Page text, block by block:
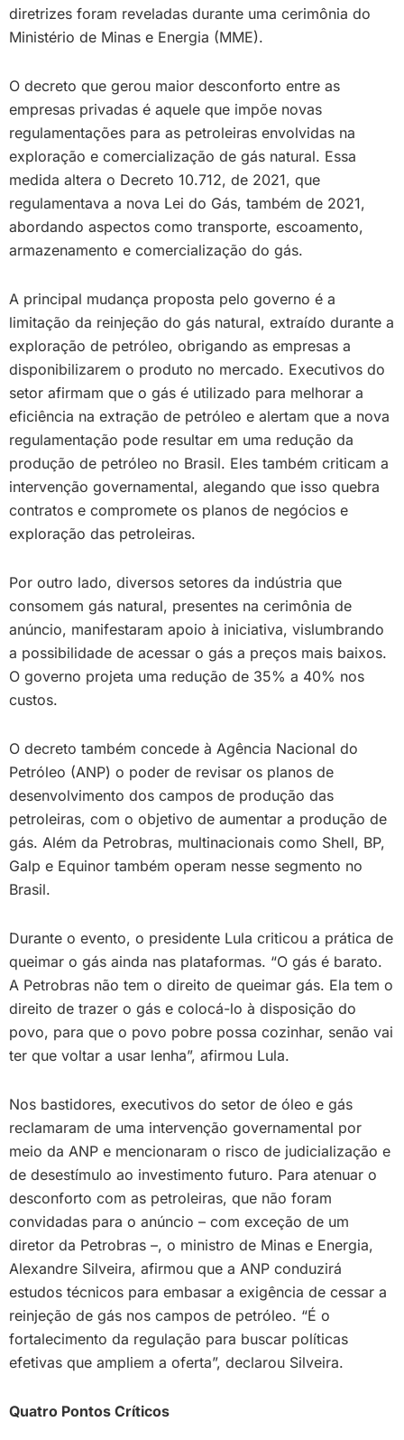
diretrizes foram reveladas durante uma cerimônia do
Ministério de Minas e Energia (MME).
O decreto que gerou maior desconforto entre as
empresas privadas é aquele que impõe novas
regulamentações para as petroleiras envolvidas na
exploração e comercialização de gás natural. Essa
medida altera o Decreto 10.712, de 2021, que
regulamentava a nova Lei do Gás, também de 2021,
abordando aspectos como transporte, escoamento,
armazenamento e comercialização do gás.
A principal mudança proposta pelo governo é a
limitação da reinjeção do gás natural, extraído durante a
exploração de petróleo, obrigando as empresas a
disponibilizarem o produto no mercado. Executivos do
setor afirmam que o gás é utilizado para melhorar a
eficiência na extração de petróleo e alertam que a nova
regulamentação pode resultar em uma redução da
produção de petróleo no Brasil. Eles também criticam a
intervenção governamental, alegando que isso quebra
contratos e compromete os planos de negócios e
exploração das petroleiras.
Por outro lado, diversos setores da indústria que
consomem gás natural, presentes na cerimônia de
anúncio, manifestaram apoio à iniciativa, vislumbrando
a possibilidade de acessar o gás a preços mais baixos.
O governo projeta uma redução de 35% a 40% nos
custos.
O decreto também concede à Agência Nacional do
Petróleo (ANP) o poder de revisar os planos de
desenvolvimento dos campos de produção das
petroleiras, com o objetivo de aumentar a produção de
gás. Além da Petrobras, multinacionais como Shell, BP,
Galp e Equinor também operam nesse segmento no
Brasil.
Durante o evento, o presidente Lula criticou a prática de
queimar o gás ainda nas plataformas. “O gás é barato.
A Petrobras não tem o direito de queimar gás. Ela tem o
direito de trazer o gás e colocá-lo à disposição do
povo, para que o povo pobre possa cozinhar, senão vai
ter que voltar a usar lenha”, afirmou Lula.
Nos bastidores, executivos do setor de óleo e gás
reclamaram de uma intervenção governamental por
meio da ANP e mencionaram o risco de judicialização e
de desestímulo ao investimento futuro. Para atenuar o
desconforto com as petroleiras, que não foram
convidadas para o anúncio – com exceção de um
diretor da Petrobras –, o ministro de Minas e Energia,
Alexandre Silveira, afirmou que a ANP conduzirá
estudos técnicos para embasar a exigência de cessar a
reinjeção de gás nos campos de petróleo. “É o
fortalecimento da regulação para buscar políticas
efetivas que ampliem a oferta”, declarou Silveira.
Quatro Pontos Críticos